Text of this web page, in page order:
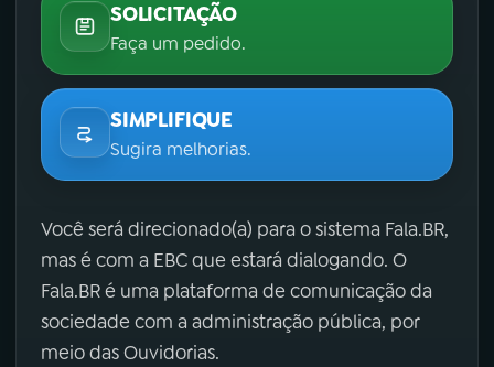
SOLICITAÇÃO
Faça um pedido.
SIMPLIFIQUE
Sugira melhorias.
Você será direcionado(a) para o sistema Fala.BR,
mas é com a EBC que estará dialogando. O
Fala.BR é uma plataforma de comunicação da
sociedade com a administração pública, por
meio das Ouvidorias.